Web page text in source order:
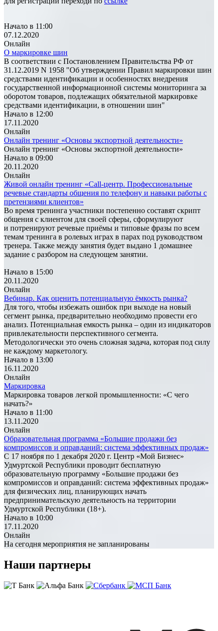
Начало в 11:00
07.12.2020
Онлайн
О маркировке шин
В соответствии с Постановлением Правительства РФ от
31.12.2019 N 1958 "Об утверждении Правил маркировки шин
средствами идентификации и особенностях внедрения
государственной информационной системы мониторинга за
оборотом товаров, подлежащих обязательной маркировке
средствами идентификации, в отношении шин"
Начало в 12:00
17.11.2020
Онлайн
Онлайн тренинг «Основы экспортной деятельности»
Онлайн тренинг «Основы экспортной деятельности»
Начало в 09:00
20.11.2020
Онлайн
Живой онлайн тренинг «Call-центр. Профессиональные
речевые стандарты общения по телефону и навыки работы с
претензиями клиентов»
Во время тренинга участники постепенно составят скрипт
общения с клиентом для своей сферы, сформулируют
и потренируют речевые приёмы и типовые фразы по всем
темам тренинга в ролевых играх в парах под руководством
тренера. Также между занятия будет выдано 1 домашнее
задание с разбором на следующем занятии.
Начало в 15:00
20.11.2020
Онлайн
Вебинар. Как оценить потенциальную ёмкость рынка?
Для того, чтобы избежать ошибок при выходе на новый
сегмент рынка, предварительно необходимо провести его
анализ. Потенциальная емкость рынка – один из индикаторов
привлекательности перспективного сегмента.
Методологически это очень сложная задача, которая под силу
не каждому маркетологу.
Начало в 13:00
16.11.2020
Онлайн
Маркировка
Маркировка товаров легкой промышленности: «С чего
начать?»
Начало в 11:00
13.11.2020
Онлайн
Образовательная программа «Большие продажи без
компромиссов и оправданий: система эффективных продаж»
С 17 ноября по 1 декабря 2020 г. Центр «Мой Бизнес»
Удмуртской Республики проводит бесплатную
образовательную программу «Большие продажи без
компромиссов и оправданий: система эффективных продаж»
для физических лиц, планирующих начать
предпринимательскую деятельность на территории
Удмуртской Республики (18+).
Начало в 10:00
17.11.2020
Онлайн
На сегодня мероприятия не запланированы
Наши партнеры